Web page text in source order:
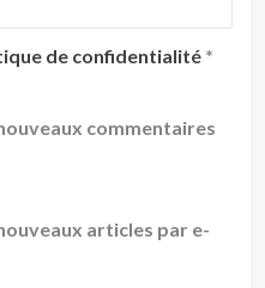
de confidentialité *
commentaires
articles par e-